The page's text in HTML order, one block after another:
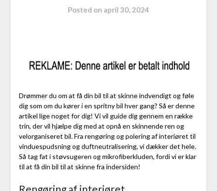
Posted on april 30, 2024
Drømmer du om at få din bil til at skinne indvendigt og føle
dig som om du kører i en spritny bil hver gang? Så er denne
artikel lige noget for dig! Vi vil guide dig gennem en række
trin, der vil hjælpe dig med at opnå en skinnende ren og
velorganiseret bil. Fra rengøring og polering af interiøret til
vinduespudsning og duftneutralisering, vi dækker det hele.
Så tag fat i støvsugeren og mikrofiberkluden, fordi vi er klar
til at få din bil til at skinne fra indersiden!